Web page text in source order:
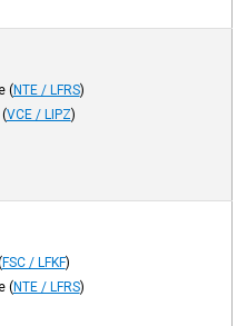
(NTE / LFRS)
(VCE / LIPZ)
FSC / LFKF)
(NTE / LFRS)